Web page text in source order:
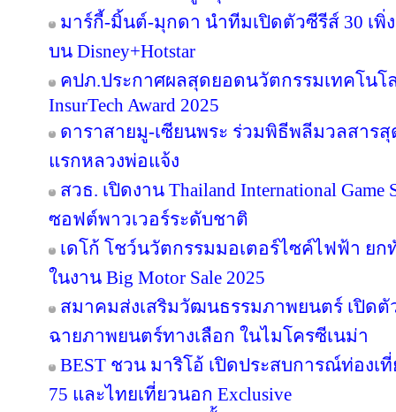
มาร์กี้-มิ้นต์-มุกดา นำทีมเปิดตัวซีรีส์ 30 เพิ่
บน Disney+Hotstar
คปภ.ประกาศผลสุดยอดนวัตกรรมเทคโนโ
InsurTech Award 2025
ดาราสายมู-เซียนพระ ร่วมพิธีพลีมวลสาร
แรกหลวงพ่อแจ้ง
สวธ. เปิดงาน Thailand International Game
ซอฟต์พาวเวอร์ระดับชาติ
เดโก้ โชว์นวัตกรรมมอเตอร์ไซค์ไฟฟ้า ยก
ในงาน Big Motor Sale 2025
สมาคมส่งเสริมวัฒนธรรมภาพยนตร์ เปิดตั
ฉายภาพยนตร์ทางเลือก ในไมโครซีเนม่า
BEST ชวน มาริโอ้ เปิดประสบการณ์ท่องเ
75 และไทยเที่ยวนอก Exclusive